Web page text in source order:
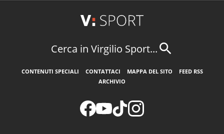
Cerca in Virgilio Sport...
CONTENUTI SPECIALI CONTATTACI MAPPA DEL SITO
FEED RSS
ARCHIVIO